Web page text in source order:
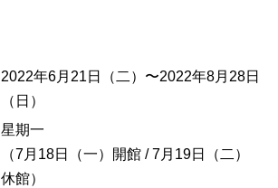
2022年6月21日（二）〜2022年8月28日
（日）
星期一
（7月18日（一）開館 / 7月19日（二）
休館）